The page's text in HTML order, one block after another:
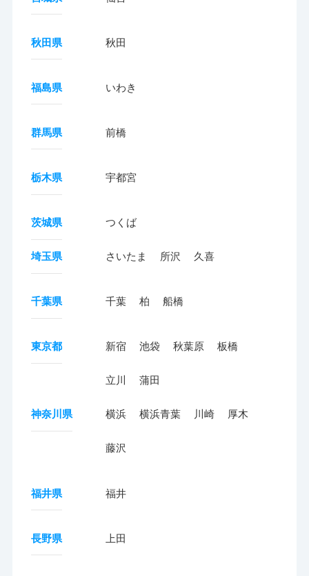
秋田県 秋田
福島県 いわき
群馬県 前橋
栃木県 宇都宮
茨城県 つくば
埼玉県 さいたま 所沢 久喜
千葉県 千葉 柏 船橋
東京都 新宿 池袋 秋葉原 板橋
立川 蒲田
神奈川県 横浜 横浜青葉 川崎 厚木
藤沢
福井県 福井
長野県 上田